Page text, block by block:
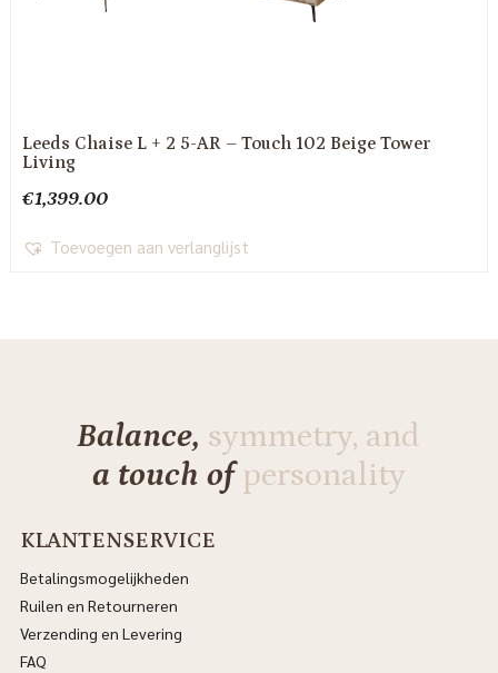
Leeds Chaise L + 2 5-AR – Touch 102 Beige Tower
Living
€1,399.00
Toevoegen aan verlanglijst
Balance, symmetry, and
a touch ofpersonality
KLANTENSERVICE
Betalingsmogelijkheden
Ruilen en Retourneren
Verzending en Levering
FAQ